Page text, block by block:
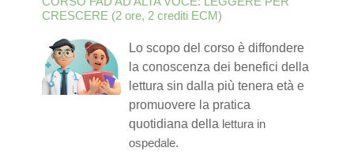
CRESCERE (2 ore, 2 crediti ECM)
Lo scopo del corso è diffondere
la conoscenza dei benefici della
lettura sin dalla più tenera età e
promuovere la pratica
quotidiana della lettura in
ospedale.